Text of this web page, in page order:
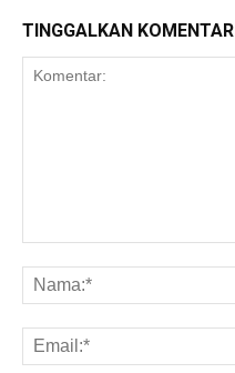
TINGGALKAN KOMENTAR